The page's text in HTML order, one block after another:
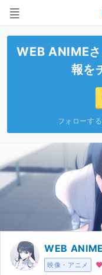
WEB ANIME
報を
フォローす
映像・アニメ
WEB ANIME